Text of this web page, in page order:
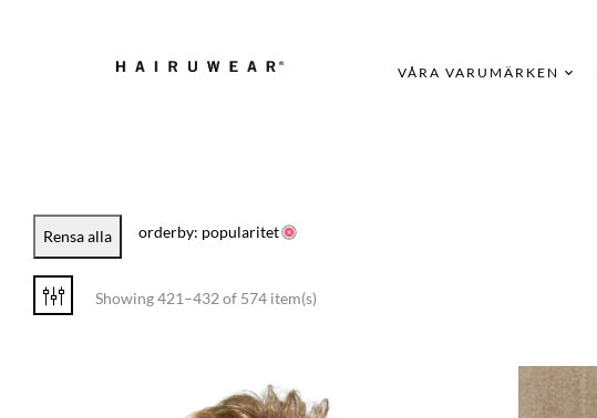
VÅRA VARUMÄRKEN
Rensa alla orderby: popularitet
Showing 421–432 of 574 item(s)